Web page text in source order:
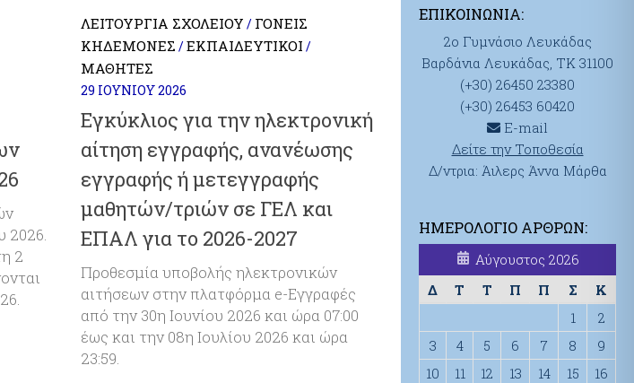
2026.
2
ΛΕΙΤΟΥΡΓΊΑ ΣΧΟΛΕΊΟΥ / ΓΟΝΕΊΣ
ΚΗΔΕΜΌΝΕΣ /ΕΚΠΑΙΔΕΥΤΙΚΟΊ /
ΜΑΘΗΤΈΣ
29 ΙΟΥΝΊΟΥ 2026
Εγκύκλιος για την ηλεκτρονική
αίτηση εγγραφής, ανανέωσης
εγγραφής ή μετεγγραφής
μαθητών/τριών σε ΓΕΛ και
ΕΠΑΛ για το 2026-2027
Προθεσμία υποβολής ηλεκτρονικών
αιτήσεων στην πλατφόρμα e-Εγγραφές
από την 30η Ιουνίου 2026 και ώρα 07:00
έως και την 08η Ιουλίου 2026 και ώρα
23:59.
ΕΠΙΚΟΙΝΩΝΊΑ:
2ο Γυμνάσιο Λευκάδας
Βαρδάνια Λευκάδας, ΤΚ 31100
(+30) 26450 23380
(+30) 26453 60420
E-mail
Δείτε την Τοποθεσία
Δ/ντρια: Άιλερς Άννα Μάρθα
ΗΜΕΡΟΛΌΓΙΟ ΆΡΘΡΩΝ:
Αύγουστος 2026
Δ
Τ Τ Π Π Σ
Κ
1
2
3
4 5 6 7 8
9
10
11 12 13 14 15
16